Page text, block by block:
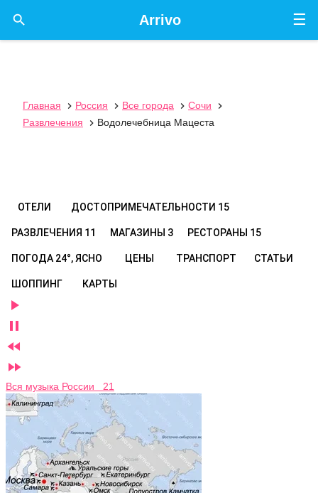
☰
Arrivo

Главная  Россия  Все города  Сочи

Развлечения
 Водолечебница Мацеста
ОТЕЛИ ДОСТОПРИМЕЧАТЕЛЬНОСТИ 15
РАЗВЛЕЧЕНИЯ 11 МАГАЗИНЫ 3 РЕСТОРАНЫ 15
ПОГОДА 24°, ЯСНО ЦЕНЫ ТРАНСПОРТ СТАТЬИ
ШОППИНГ КАРТЫ




Вся музыка России 21